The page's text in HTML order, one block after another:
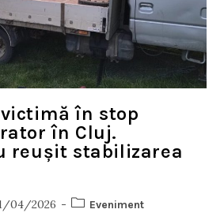
în stop
în Cluj.
reușit stabilizarea
04/2026 Eveniment